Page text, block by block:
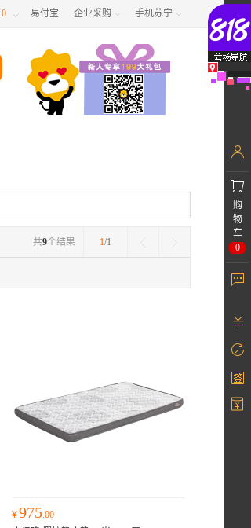
0  易付宝 企业采购  手机苏宁 
1/1
共9个结果
¥975.00
购
物
车
0